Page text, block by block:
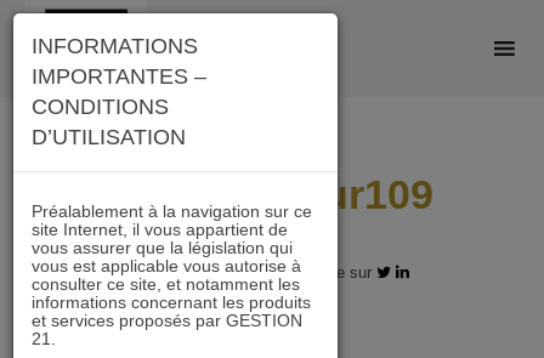
Skip
content
5ans A 11sur109
05.03.2018 - Partagez l'article sur
INFORMATIONS
IMPORTANTES –
CONDITIONS
D’UTILISATION
Préalablement à la navigation sur ce
site Internet, il vous appartient de
vous assurer que la législation qui
vous est applicable vous autorise à
consulter ce site, et notamment les
informations concernant les produits
et services proposés par GESTION
21.